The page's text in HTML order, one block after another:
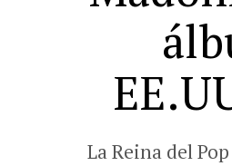
La Reina del